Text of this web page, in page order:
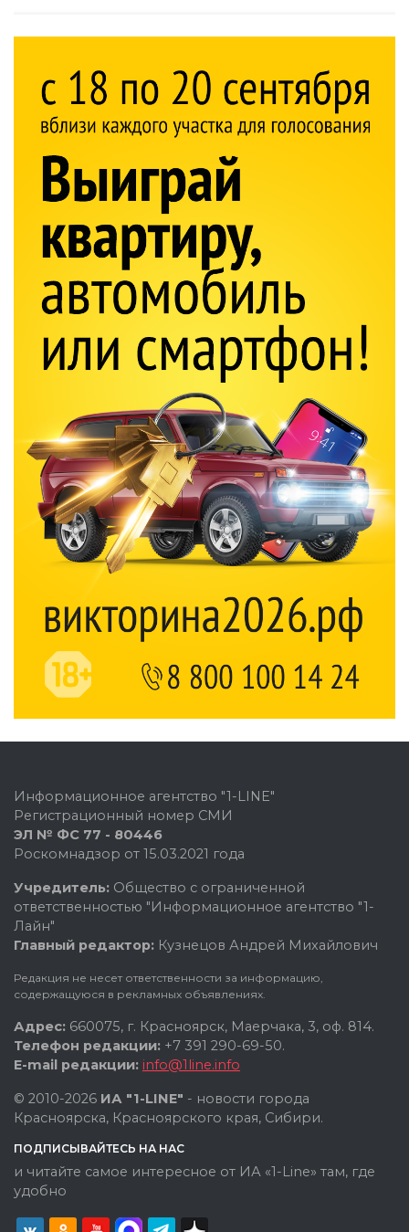
Информационное агентство "1-LINE"
Регистрационный номер СМИ
ЭЛ № ФС 77 - 80446
Роскомнадзор от 15.03.2021 года
Учредитель: Общество с ограниченной
ответственностью "Информационное агентство "1-
Лайн"
Главный редактор: Кузнецов Андрей Михайлович
Редакция не несет ответственности за информацию,
содержащуюся в рекламных объявлениях.
Адрес: 660075, г. Красноярск, Маерчака, 3, оф. 814.
Телефон редакции: +7 391 290-69-50.
E-mail редакции: info@1line.info
© 2010-2026 ИА "1-LINE" - новости города
Красноярска, Красноярского края, Сибири.
ПОДПИСЫВАЙТЕСЬ НА НАС
и читайте самое интересное от ИА «1-Line» там, где
удобно